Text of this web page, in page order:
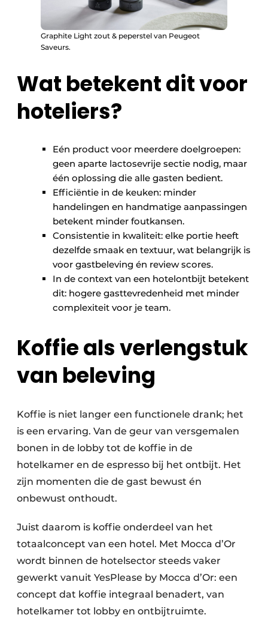
Graphite Light zout & peperstel van Peugeot
Saveurs.
Wat betekent dit voor
hoteliers?
Eén product voor meerdere doelgroepen:
geen aparte lactosevrije sectie nodig, maar
één oplossing die alle gasten bedient.
Efficiëntie in de keuken: minder
handelingen en handmatige aanpassingen
betekent minder foutkansen.
Consistentie in kwaliteit: elke portie heeft
dezelfde smaak en textuur, wat belangrijk is
voor gastbeleving én review scores.
In de context van een hotelontbijt betekent
dit: hogere gasttevredenheid met minder
complexiteit voor je team.
Koffie als verlengstuk
van beleving
Koffie is niet langer een functionele drank; het
is een ervaring. Van de geur van versgemalen
bonen in de lobby tot de koffie in de
hotelkamer en de espresso bij het ontbijt. Het
zijn momenten die de gast bewust én
onbewust onthoudt.
Juist daarom is koffie onderdeel van het
totaalconcept van een hotel. Met Mocca d’Or
wordt binnen de hotelsector steeds vaker
gewerkt vanuit YesPlease by Mocca d’Or: een
concept dat koffie integraal benadert, van
hotelkamer tot lobby en ontbijtruimte.